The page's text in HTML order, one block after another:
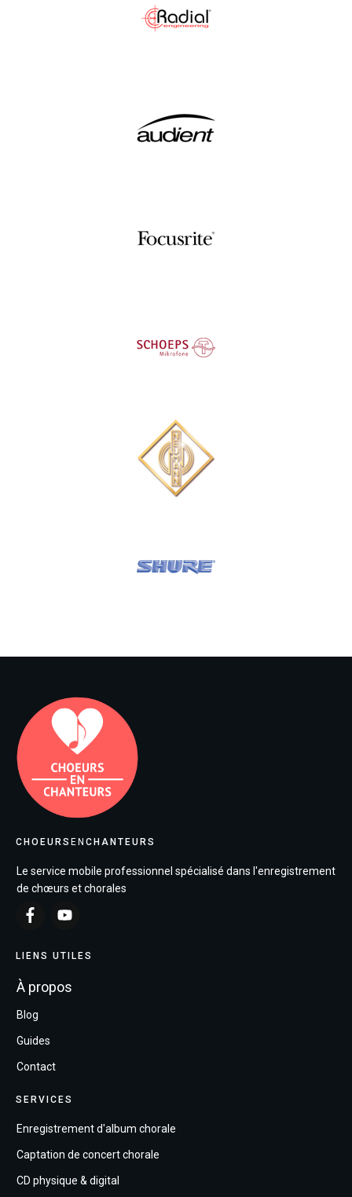
CHOEURS EN CHANTEURS
Le service mobile professionnel spécialisé dans l'enregistrement
de chœurs et chorales
LIENS UTILES
À propos
Blog
Guides
Contact
SERVICES
Enregistrement d'album chorale
Captation de concert chorale
CD physique & digital